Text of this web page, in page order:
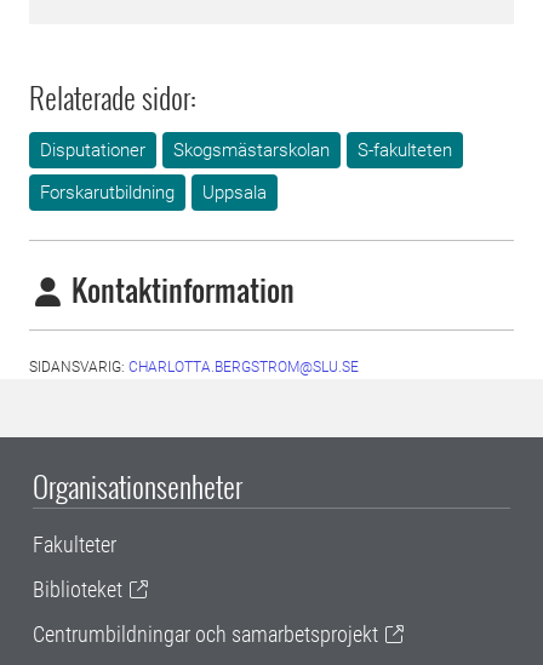
Relaterade sidor:
Disputationer Skogsmästarskolan
S-fakulteten
Forskarutbildning
Uppsala
Kontaktinformation
SIDANSVARIG: CHARLOTTA.BERGSTROM@SLU.SE
Organisationsenheter
Fakulteter
Biblioteket
Centrumbildningar och samarbetsprojekt